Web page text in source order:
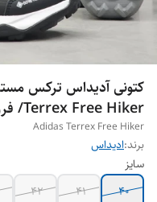
Terrex Free Hiker/ فروش عمده و تک
Adidas Terrex Free Hiker
برند:ادیداس
سایز
40
41
42